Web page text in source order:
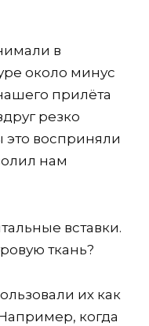
в
около минус
прилёта
резко
это восприняли
нам
вставки.
ткань?
их как
когда